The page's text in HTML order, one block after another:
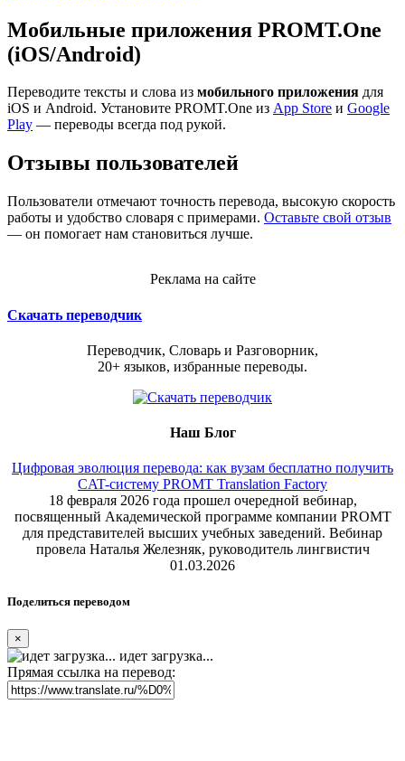
Мобильные приложения PROMT.One
(iOS/Android)
Переводите тексты и слова из мобильного приложения для
iOS и Android. Установите PROMT.One из App Store и Google
Play — переводы всегда под рукой.
Отзывы пользователей
Пользователи отмечают точность перевода, высокую скорость
работы и удобство словаря с примерами. Оставьте свой отзыв
— он помогает нам становиться лучше.
Реклама на сайте
Скачать переводчик
Переводчик, Словарь и Разговорник,
20+ языков, избранные переводы.
Наш Блог
Цифровая эволюция перевода: как вузам бесплатно получить
CAT-систему PROMT Translation Factory
18 февраля 2026 года прошел очередной вебинар,
посвященный Академической программе компании PROMT
для представителей высших учебных заведений. Вебинар
провела Наталья Железняк, руководитель лингвистич
01.03.2026
Поделиться переводом
×
идет загрузка...
Прямая ссылка на перевод: